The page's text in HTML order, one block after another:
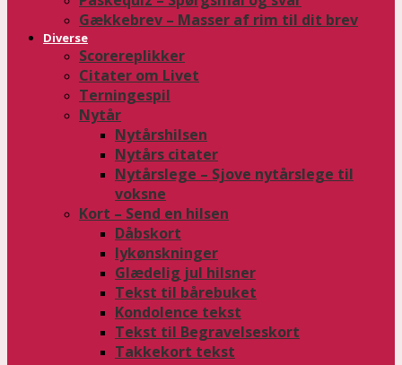
Gækkebrev – Masser af rim til dit brev
Diverse
Scorereplikker
Citater om Livet
Terningespil
Nytår
Nytårshilsen
Nytårs citater
Nytårslege – Sjove nytårslege til
voksne
Kort – Send en hilsen
Dåbskort
lykønskninger
Glædelig jul hilsner
Tekst til bårebuket
Kondolence tekst
Tekst til Begravelseskort
Takkekort tekst